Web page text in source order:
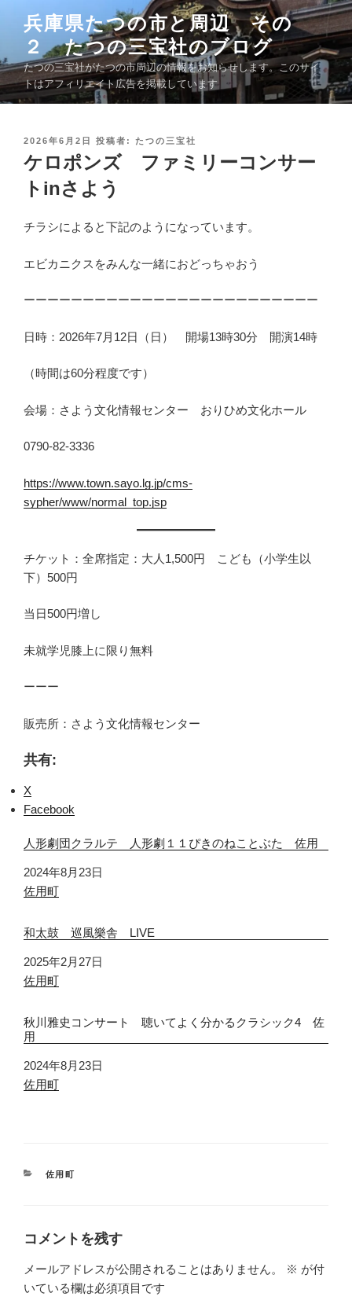
ン
ツ
へ
兵庫県たつの市と周辺 その
２ たつの三宝社のブログ
たつの三宝社がたつの市周辺の情報をお知らせします。このサイ
トはアフィリエイト広告を掲載しています
投
稿
日
2026年6月2日 投稿者: たつの三宝社
ケロポンズ ファミリーコンサー
トinさよう
チラシによると下記のようになっています。
エビカニクスをみんな一緒におどっちゃおう
ーーーーーーーーーーーーーーーーーーーーーーーーー
日時：2026年7月12日（日） 開場13時30分 開演14時
（時間は60分程度です）
会場：さよう文化情報センター おりひめ文化ホール
0790-82-3336
https://www.town.sayo.lg.jp/cms-
sypher/www/normal_top.jsp
チケット：全席指定：大人1,500円 こども（小学生以
下）500円
当日500円増し
未就学児膝上に限り無料
ーーー
販売所：さよう文化情報センター
共有:
X
Facebook
人形劇団クラルテ 人形劇１１ぴきのねことぶた 佐用
日付
2024年8月23日
関連理由
佐用町
和太鼓 巡風樂舎 LIVE
日付
2025年2月27日
関連理由
佐用町
秋川雅史コンサート 聴いてよく分かるクラシック4 佐
用
日付
2024年8月23日
関連理由
佐用町
カ
佐用町
コメントを残す
メールアドレスが公開されることはありません。 ※ が付
いている欄は必須項目です